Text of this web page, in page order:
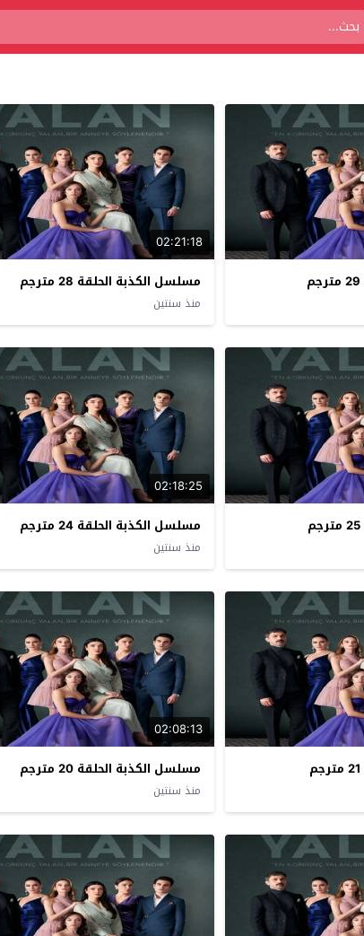
02:21:18
مسلسل الكذبة الحلقة 28 مترجم
منذ سنتين
02:18:25
مسلسل الكذبة الحلقة 24 مترجم
منذ سنتين
02:08:13
مسلسل الكذبة الحلقة 20 مترجم
منذ سنتين